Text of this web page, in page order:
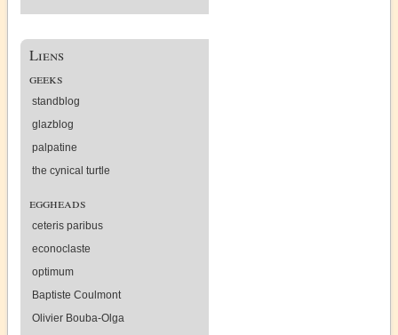
Liens
geeks
standblog
glazblog
palpatine
the cynical turtle
eggheads
ceteris paribus
econoclaste
optimum
Baptiste Coulmont
Olivier Bouba-Olga